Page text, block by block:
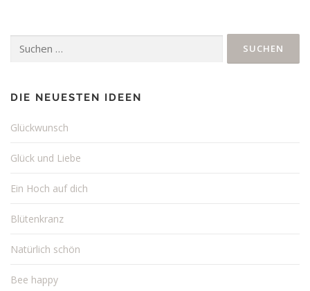
nach:
DIE NEUESTEN IDEEN
Glückwunsch
Glück und Liebe
Ein Hoch auf dich
Blütenkranz
Natürlich schön
Bee happy